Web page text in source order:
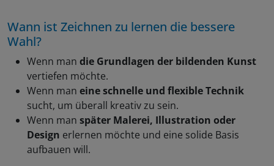
Wann ist Zeichnen zu lernen die bessere
Wahl?
Wenn man die Grundlagen der bildenden Kunst
vertiefen möchte.
Wenn man eine schnelle und flexible Technik
sucht, um überall kreativ zu sein.
Wenn man später Malerei, Illustration oder
Design erlernen möchte und eine solide Basis
aufbauen will.